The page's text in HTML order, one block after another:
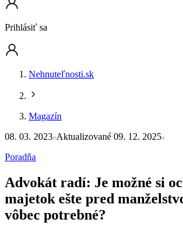
Prihlásiť sa
Nehnuteľnosti.sk
Magazín
08. 03. 2023 Aktualizované 09. 12. 2025
Poradňa
Advokát radí: Je možné si
majetok ešte pred
vôbec potrebné?